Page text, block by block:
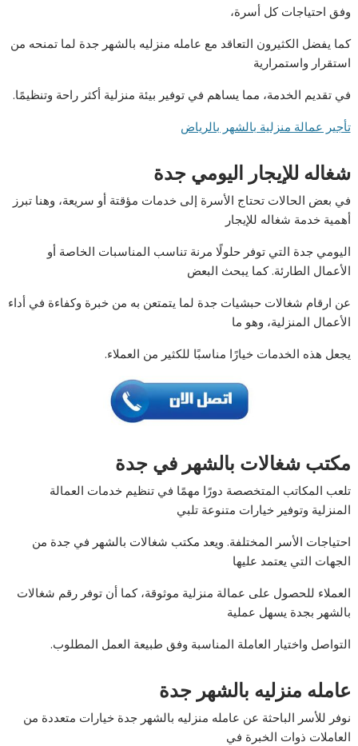
وفق احتياجات كل أسرة،
كما يفضل الكثيرون التعاقد مع عامله منزليه بالشهر جدة لما تمنحه من
استقرار واستمرارية
في تقديم الخدمة، مما يساهم في توفير بيئة منزلية أكثر راحة وتنظيمًا.
تأجير عمالة منزلية بالشهر بالرياض
شغاله للإيجار اليومي جدة
في بعض الحالات تحتاج الأسرة إلى خدمات مؤقتة أو سريعة، وهنا تبرز
أهمية خدمة شغاله للإيجار
اليومي جدة التي توفر حلولًا مرنة تناسب المناسبات الخاصة أو
الأعمال الطارئة. كما يبحث البعض
عن ارقام شغالات حبشيات جدة لما يتمتعن به من خبرة وكفاءة في أداء
الأعمال المنزلية، وهو ما
يجعل هذه الخدمات خيارًا مناسبًا للكثير من العملاء.
مكتب شغالات بالشهر في جدة
تلعب المكاتب المتخصصة دورًا مهمًا في تنظيم خدمات العمالة
المنزلية وتوفير خيارات متنوعة تلبي
احتياجات الأسر المختلفة. ويعد مكتب شغالات بالشهر في جدة من
الجهات التي يعتمد عليها
العملاء للحصول على عمالة منزلية موثوقة، كما أن توفر رقم شغالات
بالشهر بجدة يسهل عملية
التواصل واختيار العاملة المناسبة وفق طبيعة العمل المطلوب.
عامله منزليه بالشهر جدة
نوفر للأسر الباحثة عن عامله منزليه بالشهر جدة خيارات متعددة من
العاملات ذوات الخبرة في